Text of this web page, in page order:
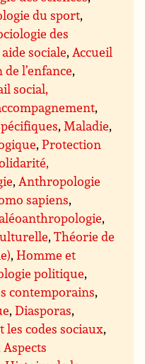
du sport,
des
sociale, Accueil
l’enfance,
social,
,
, Maladie,
,Protection
, Anthropologie
sapiens,
,
,Théorie de
,Homme et
politique,
contemporains,
,Diasporas,
les codes sociaux,
Aspects